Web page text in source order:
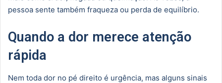
pessoa sente também fraqueza ou perda de equilíbrio.
Quando a dor merece atenção
rápida
Nem toda dor no pé direito é urgência, mas alguns sinais